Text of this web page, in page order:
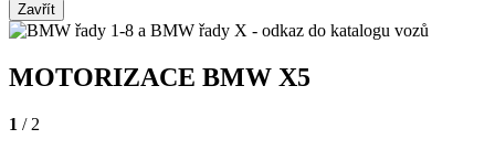
Zavřít
MOTORIZACE BMW X5
1 / 2